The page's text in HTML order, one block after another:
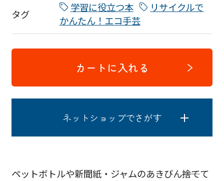
タグ
学習に役立つ本
リサイクルで
かんたん！エコ手芸
カートに入れる
ネットショップでさがす
ペットボトルや新聞紙・ジャムのあきびん――捨てて